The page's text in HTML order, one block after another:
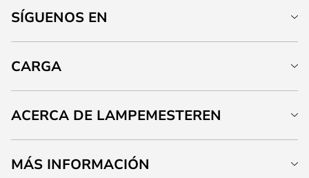
SÍGUENOS EN
CARGA
ACERCA DE LAMPEMESTEREN
MÁS INFORMACIÓN